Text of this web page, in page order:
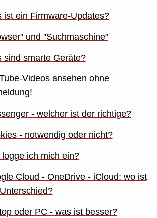
ist ein Firmware-Updates?
und "Suchmaschine"
sind smarte Geräte?
Videos ansehen ohne
- welcher ist der richtige?
- notwendig oder nicht?
ich mich ein?
Cloud - OneDrive - iCloud: wo ist
oder PC - was ist besser?